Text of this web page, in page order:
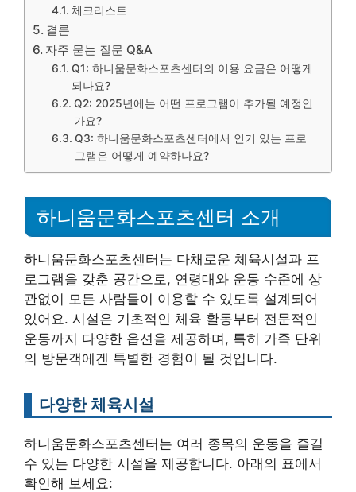
체크리스트
결론
자주 묻는 질문 Q&A
Q1: 하니움문화스포츠센터의 이용 요금은 어떻게
되나요?
Q2: 2025년에는 어떤 프로그램이 추가될 예정인
가요?
Q3: 하니움문화스포츠센터에서 인기 있는 프로
그램은 어떻게 예약하나요?
하니움문화스포츠센터 소개
하니움문화스포츠센터는 다채로운 체육시설과 프
로그램을 갖춘 공간으로, 연령대와 운동 수준에 상
관없이 모든 사람들이 이용할 수 있도록 설계되어
있어요. 시설은 기초적인 체육 활동부터 전문적인
운동까지 다양한 옵션을 제공하며, 특히 가족 단위
의 방문객에겐 특별한 경험이 될 것입니다.
다양한 체육시설
하니움문화스포츠센터는 여러 종목의 운동을 즐길
수 있는 다양한 시설을 제공합니다. 아래의 표에서
확인해 보세요: